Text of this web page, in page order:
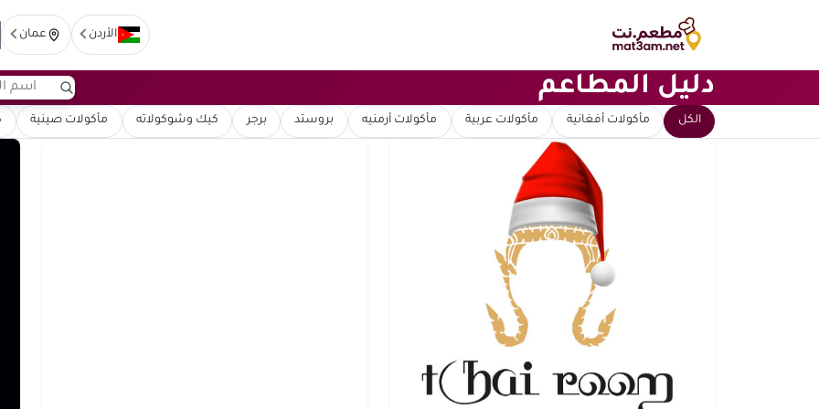
الأردن عمان
دليل المطاعم
ابحث عن مطعم
الكل مأكولات أفغانية مأكولات عربية مأكولات أرمنيه بروستد برجر كيك وشوكولاته مأكولات صينية
ترتيب حسب